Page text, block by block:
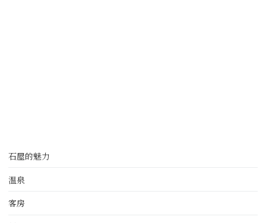
石屋的魅力
温泉
客房